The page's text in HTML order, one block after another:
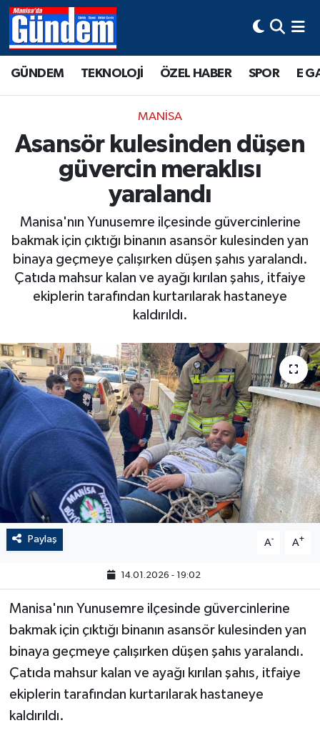
GÜNDEM TEKNOLOJİ ÖZEL HABER SPOR E
MANİSA
Asansör kulesinden düşen
güvercin meraklısı
yaralandı
Manisa'nın Yunusemre ilçesinde güvercinlerine
bakmak için çıktığı binanın asansör kulesinden yan
binaya geçmeye çalışırken düşen şahıs yaralandı.
Çatıda mahsur kalan ve ayağı kırılan şahıs, itfaiye
ekiplerin tarafından kurtarılarak hastaneye
kaldırıldı.
Paylaş A- A+
14.01.2026 - 19:02
Manisa'nın Yunusemre ilçesinde güvercinlerine
bakmak için çıktığı binanın asansör kulesinden yan
binaya geçmeye çalışırken düşen şahıs yaralandı.
Çatıda mahsur kalan ve ayağı kırılan şahıs, itfaiye
ekiplerin tarafından kurtarılarak hastaneye
kaldırıldı.
Manisa Hava Durumu
Tüm Manşetler
Son Dakika Haberleri
Haber Arşivi